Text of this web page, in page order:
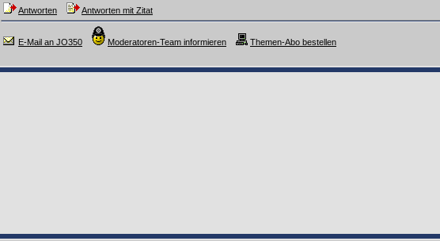
Antworten Antworten mit Zitat
E-Mail an JO350 Moderatoren-Team informieren Themen-Abo bestellen